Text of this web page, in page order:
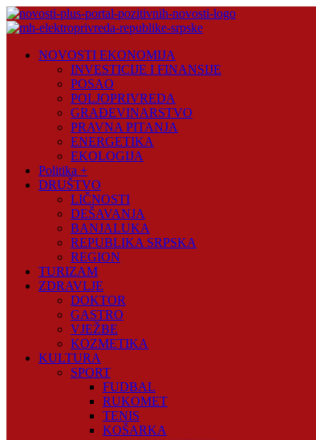
Skip
to
Plus
NOVOSTI EKONOMIJA
INVESTICIJE I FINANSIJE
POSAO
POLJOPRIVREDA
GRAĐEVINARSTVO
PRAVNA PITANJA
ENERGETIKA
EKOLOGIJA
Politika +
DRUŠTVO
LIČNOSTI
DEŠAVANJA
BANJALUKA
REPUBLIKA SRPSKA
REGION
TURIZAM
ZDRAVLJE
DOKTOR
GASTRO
VJEŽBE
KOZMETIKA
KULTURA
SPORT
FUDBAL
RUKOMET
TENIS
KOŠARKA